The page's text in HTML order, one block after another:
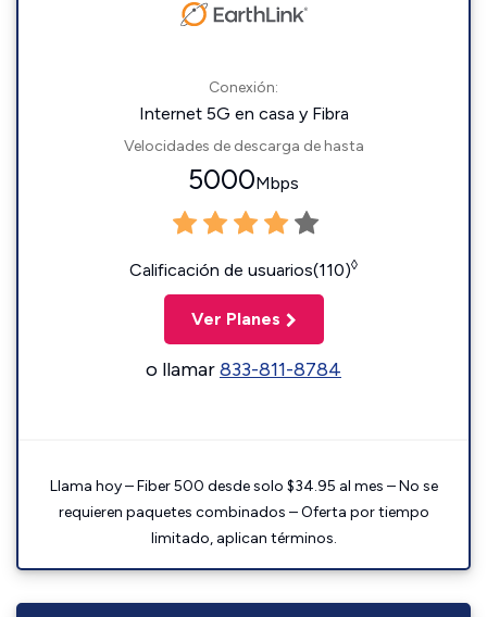
Conexión:
Internet 5G en casa y Fibra
Velocidades de descarga de hasta
5000Mbps
Calificación de usuarios(110)◊
Ver Planes
o llamar833-811-8784
Llama hoy – Fiber 500 desde solo $34.95 al mes – No se
requieren paquetes combinados – Oferta por tiempo
limitado, aplican términos.